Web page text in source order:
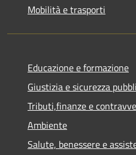
Mobilità e trasporti
Educazione e formazione
Giustizia e sicurezza
Tributi,finanze e
Ambiente
Salute, benessere e